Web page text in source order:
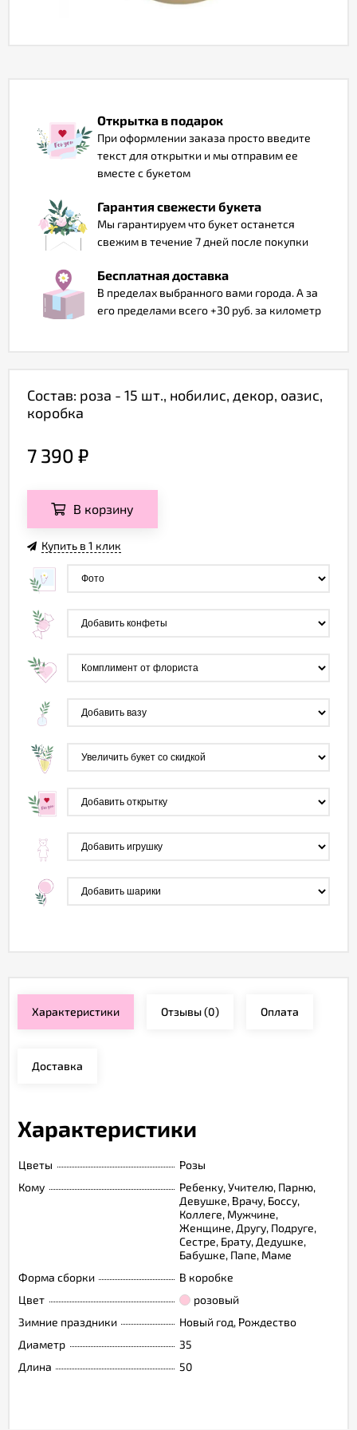
Открытка в подарок
При оформлении заказа просто введите
текст для открытки и мы отправим ее
вместе с букетом
Гарантия свежести букета
Мы гарантируем что букет останется
свежим в течение 7 дней после покупки
Бесплатная доставка
В пределах выбранного вами города. А за
его пределами всего +30 руб. за километр
Состав: роза - 15 шт., нобилис, декор, оазис,
коробка
7 390 ₽
В корзину
Купить в 1 клик
Характеристики Отзывы(0) Оплата
Доставка
Характеристики
Цветы
Розы
Кому
Ребенку, Учителю, Парню,
Девушке, Врачу, Боссу,
Коллеге, Мужчине,
Женщине, Другу, Подруге,
Сестре, Брату, Дедушке,
Бабушке, Папе, Маме
Форма сборки
В коробке
Цвет
розовый
Зимние праздники
Новый год, Рождество
Диаметр
35
Длина
50